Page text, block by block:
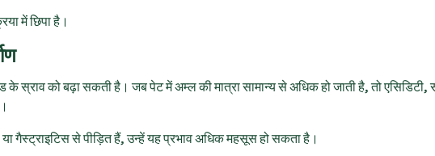
में छिपा है।
स्राव को बढ़ा सकती है। जब पेट में अम्ल की मात्रा सामान्य से अधिक हो जाती है, तो
गैस्ट्राइटिस से पीड़ित हैं, उन्हें यह प्रभाव अधिक महसूस हो सकता है।